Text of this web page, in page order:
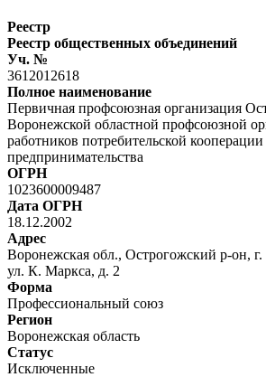
Реестр
Реестр общественных объединений
Уч. №
3612012618
Полное наименование
Первичная профсоюзная организация
Воронежской областной профсоюзной
работников потребительской кооперации
предпринимательства
ОГРН
1023600009487
Дата ОГРН
18.12.2002
Адрес
Воронежская обл., Острогожский р-он,
ул. К. Маркса, д. 2
Форма
Профессиональный союз
Регион
Воронежская область
Статус
Исключенные